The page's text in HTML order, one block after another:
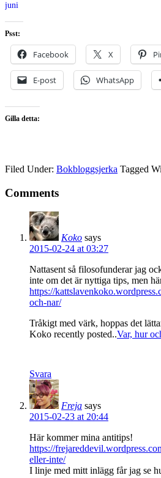
juni
Psst:
Facebook X
E-post WhatsApp
Gilla detta:
Filed Under: Bokbloggsjerka Tagged
Comments
Koko says
2015-02-24 at 03:27
Nattasent så filosofunderar jag
inte om det är nyttiga tips, men
https://
och-nar/
Tråkigt med värk, hoppas det
Koko recently posted..Var, hur
Svara
Freja says
2015-02-23 at 20:44
Här kommer mina antitips!
https://
eller-inte/
I linje med mitt inlägg får jag se